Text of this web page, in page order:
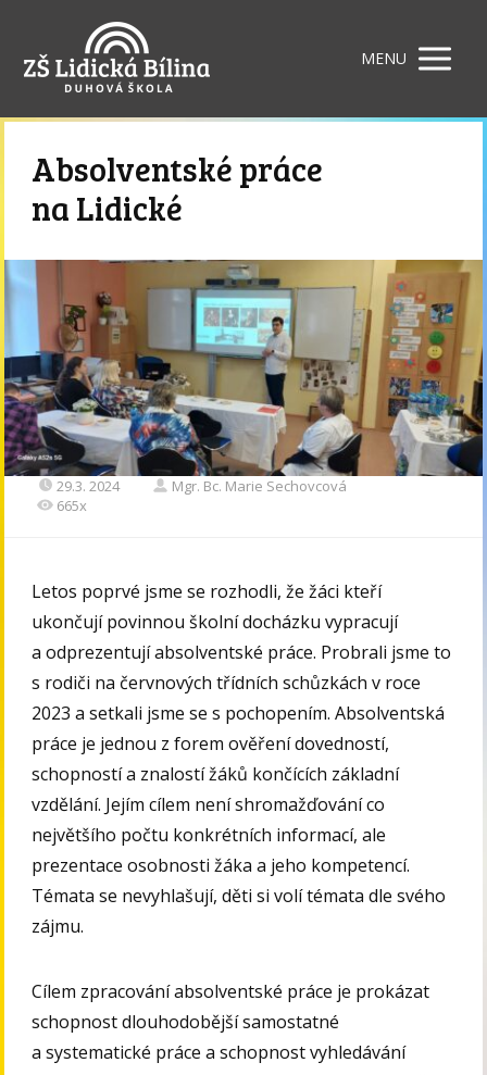
MENU
Absolventské práce
na Lidické
29.3. 2024
Mgr. Bc. Marie Sechovcová
665x
Letos poprvé jsme se rozhodli, že žáci kteří
ukončují povinnou školní docházku vypracují
a odprezentují absolventské práce. Probrali jsme to
s rodiči na červnových třídních schůzkách v roce
2023 a setkali jsme se s pochopením. Absolventská
práce je jednou z forem ověření dovedností,
schopností a znalostí žáků končících základní
vzdělání. Jejím cílem není shromažďování co
největšího počtu konkrétních informací, ale
prezentace osobnosti žáka a jeho kompetencí.
Témata se nevyhlašují, děti si volí témata dle svého
zájmu.
Cílem zpracování absolventské práce je prokázat
schopnost dlouhodobější samostatné
a systematické práce a schopnost vyhledávání